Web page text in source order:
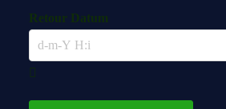
Retour Datum